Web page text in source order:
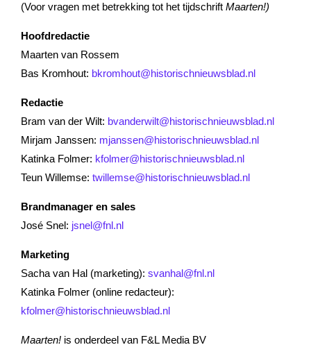
(Voor vragen met betrekking tot het tijdschrift Maarten!)
Hoofdredactie
Maarten van Rossem
Bas Kromhout: bkromhout@historischnieuwsblad.nl
Redactie
Bram van der Wilt: bvanderwilt@historischnieuwsblad.nl
Mirjam Janssen: mjanssen@historischnieuwsblad.nl
Katinka Folmer: kfolmer@historischnieuwsblad.nl
Teun Willemse: twillemse@historischnieuwsblad.nl
Brandmanager en sales
José Snel: jsnel@fnl.nl
Marketing
Sacha van Hal (marketing): svanhal@fnl.nl
Katinka Folmer (online redacteur):
kfolmer@historischnieuwsblad.nl
Maarten! is onderdeel van F&L Media BV